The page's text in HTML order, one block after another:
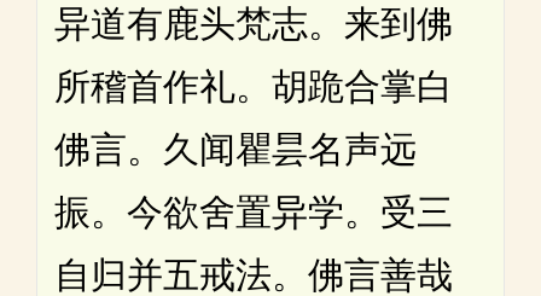
异道有鹿头梵志。来到佛
所稽首作礼。胡跪合掌白
佛言。久闻瞿昙名声远
振。今欲舍置异学。受三
自归并五戒法。佛言善哉